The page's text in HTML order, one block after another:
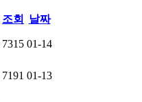
조회 날짜
7315 01-14
7191 01-13